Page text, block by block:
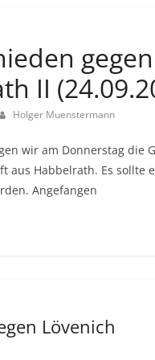
II
Holger Muenstermann
wir am Donnerstag die
aus Habbelrath. Es sollte
Angefangen
Lövenich